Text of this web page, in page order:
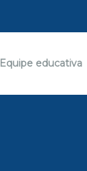
Equipe educativa